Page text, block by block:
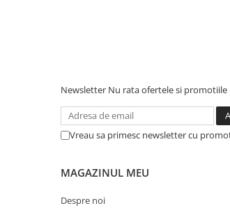
Newsletter Nu rata ofertele si promotiile
Vreau sa primesc newsletter cu
MAGAZINUL MEU
Despre noi